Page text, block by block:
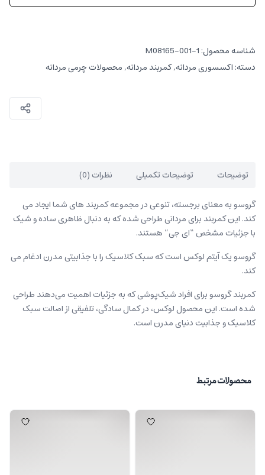
شناسه محصول: M08165-001-1
دسته: اکسسوری مردانه,کمربند مردانه,محصولات چرمی مردانه
توضیحات توضیحات تکمیلی نظرات (0)
گروسو به معنای برجسته، تنوعی در مجموعه کمربند های شما ایجاد می
کند. این کمربند برای مردانی طراحی شده که به دنبال ظاهری ساده و شیک
با جزئیات مشخص “ای جی” هستند.
گروسو یک آیتم لوکس است که سبک کلاسیک را با جذابیتی مدرن ادغام می
کند.
کمربند گروسو برای افراد شیک‌پوشی که به جزئیات اهمیت می‌دهند طراحی
شده است. این محصول لوکس، در کمال سادگی، تلفیقی از اصالت سبک
کلاسیک و جذابیت دنیای مدرن است.
محصولات مرتبط